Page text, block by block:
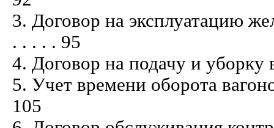
3. Договор на эксплуатацию
. . . . . 95
4. Договор на подачу и уборку
5. Учет времени оборота
105